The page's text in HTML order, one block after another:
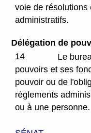
voie de résolutions
administratifs.
Délégation de
14
Le
pouvoirs et ses
pouvoir ou de
règlements
ou à une personne.